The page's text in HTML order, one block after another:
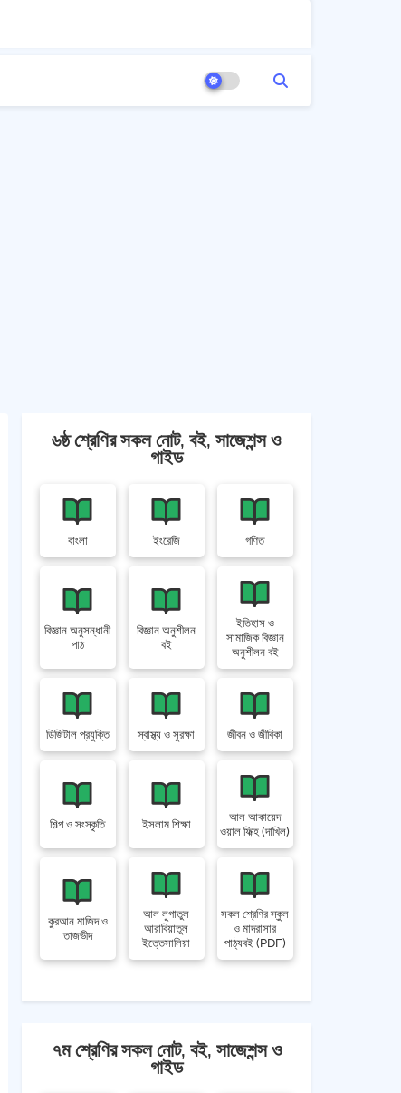
৬ষ্ঠ শ্রেণির সকল নোট, বই, সাজেশন্স ও
গাইড
বাংলা ইংরেজি গণিত
বিজ্ঞান অনুসন্ধানী
পাঠ
বিজ্ঞান অনুশীলন
বই
ইতিহাস ও
সামাজিক বিজ্ঞান
অনুশীলন বই
ডিজিটাল প্রযুক্তি স্বাস্থ্য ও সুরক্ষা জীবন ও জীবিকা
শিল্প ও সংস্কৃতি ইসলাম শিক্ষা
আল আকায়েদ
ওয়াল ফিক্হ (দাখিল)
কুরআন মাজিদ ও
তাজভীদ
আল লুগাতুল
আরাবিয়াতুল
ইত্তেসালিয়া
সকল শ্রেণির স্কুল
ও মাদরাসার
পাঠ্যবই (PDF)
৭ম শ্রেণির সকল নোট, বই, সাজেশন্স ও
গাইড